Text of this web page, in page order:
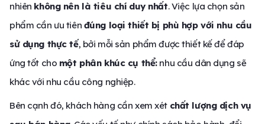
nhiên không nên là tiêu chí duy nhất. Việc lựa chọn sản
phẩm cần ưu tiên đúng loại thiết bị phù hợp với nhu cầu
sử dụng thực tế, bởi mỗi sản phẩm được thiết kế để đáp
ứng tốt cho một phân khúc cụ thể:nhu cầu dân dụng sẽ
khác với nhu cầu công nghiệp.
Bên cạnh đó, khách hàng cần xem xét chất lượng dịch vụ